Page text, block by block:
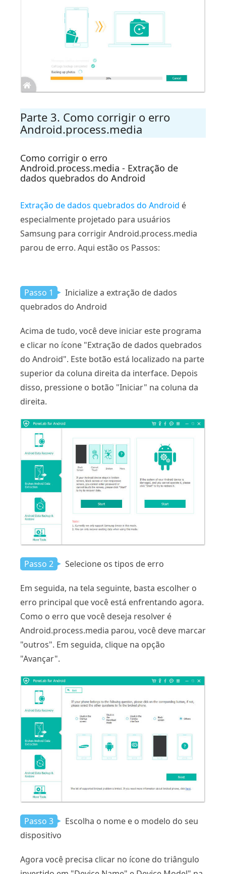
Parte 3. Como corrigir o erro
Android.process.media
Como corrigir o erro
Android.process.media - Extração de
dados quebrados do Android
Extração de dados quebrados do Android é
especialmente projetado para usuários
Samsung para corrigir Android.process.media
parou de erro. Aqui estão os Passos:
Passo 1
Inicialize a extração de dados
quebrados do Android
Acima de tudo, você deve iniciar este programa
e clicar no ícone "Extração de dados quebrados
do Android". Este botão está localizado na parte
superior da coluna direita da interface. Depois
disso, pressione o botão "Iniciar" na coluna da
direita.
Passo 2 Selecione os tipos de erro
Em seguida, na tela seguinte, basta escolher o
erro principal que você está enfrentando agora.
Como o erro que você deseja resolver é
Android.process.media parou, você deve marcar
"outros". Em seguida, clique na opção
"Avançar".
Passo 3
Escolha o nome e o modelo do seu
dispositivo
Agora você precisa clicar no ícone do triângulo